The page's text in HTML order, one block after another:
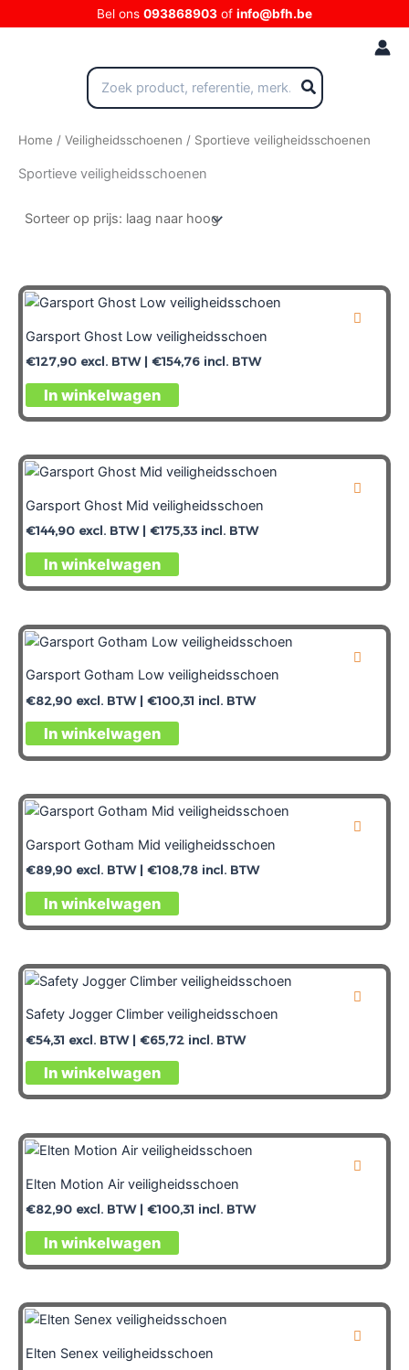
naar
Bel ons 093868903 of info@bfh.be
Zoeken
naar:
Home / Veiligheidsschoenen / Sportieve veiligheidsschoenen
Sportieve veiligheidsschoenen
Garsport Ghost Low veiligheidsschoen
€127,90 excl. BTW | €154,76 incl. BTW
In winkelwagen
Garsport Ghost Mid veiligheidsschoen
€144,90 excl. BTW | €175,33 incl. BTW
In winkelwagen
Garsport Gotham Low veiligheidsschoen
€82,90 excl. BTW | €100,31 incl. BTW
In winkelwagen
Garsport Gotham Mid veiligheidsschoen
€89,90 excl. BTW | €108,78 incl. BTW
In winkelwagen
Safety Jogger Climber veiligheidsschoen
€54,31 excl. BTW | €65,72 incl. BTW
In winkelwagen
Elten Motion Air veiligheidsschoen
€82,90 excl. BTW | €100,31 incl. BTW
In winkelwagen
Elten Senex veiligheidsschoen